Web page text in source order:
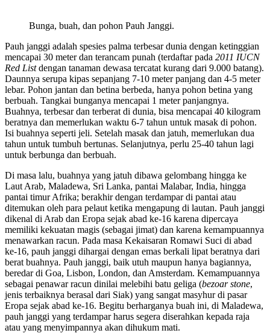
Bunga, buah, dan pohon Pauh Janggi.
Pauh janggi adalah spesies palma terbesar dunia dengan ketinggian
mencapai 30 meter dan terancam punah (terdaftar pada 2011 IUCN
Red Listdengan tanaman dewasa tercatat kurang dari 9.000 batang).
Daunnya serupa kipas sepanjang 7-10 meter panjang dan 4-5 meter
lebar. Pohon jantan dan betina berbeda, hanya pohon betina yang
berbuah. Tangkai bunganya mencapai 1 meter panjangnya.
Buahnya, terbesar dan terberat di dunia, bisa mencapai 40 kilogram
beratnya dan memerlukan waktu 6-7 tahun untuk masak di pohon.
Isi buahnya seperti jeli. Setelah masak dan jatuh, memerlukan dua
tahun untuk tumbuh bertunas. Selanjutnya, perlu 25-40 tahun lagi
untuk berbunga dan berbuah.
Di masa lalu, buahnya yang jatuh dibawa gelombang hingga ke
Laut Arab, Maladewa, Sri Lanka, pantai Malabar, India, hingga
pantai timur Afrika; berakhir dengan terdampar di pantai atau
ditemukan oleh para pelaut ketika mengapung di lautan. Pauh janggi
dikenal di Arab dan Eropa sejak abad ke-16 karena dipercaya
memiliki kekuatan magis (sebagai jimat) dan karena kemampuannya
menawarkan racun. Pada masa Kekaisaran Romawi Suci di abad
ke-16, pauh janggi dihargai dengan emas berkali lipat beratnya dari
berat buahnya. Pauh janggi, baik utuh maupun hanya bagiannya,
beredar di Goa, Lisbon, London, dan Amsterdam. Kemampuannya
sebagai penawar racun dinilai melebihi batu geliga (bezoar stone,
jenis terbaiknya berasal dari Siak) yang sangat masyhur di pasar
Eropa sejak abad ke-16. Begitu berharganya buah ini, di Maladewa,
pauh janggi yang terdampar harus segera diserahkan kepada raja
atau yang menyimpannya akan dihukum mati.